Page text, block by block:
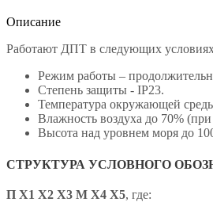
Описание
Работают ДПТ в следующих
Режим работы –
Степень защиты - IP23.
Температура окружающей
Влажность воздуха до 70%
Высота над уровнем моря до
СТРУКТУРА УСЛОВНОГО
П Х1 Х2 Х3 М Х4 X5, где: